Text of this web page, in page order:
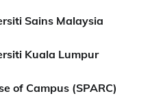
Sains Malaysia
Kuala Lumpur
of Campus (SPARC)